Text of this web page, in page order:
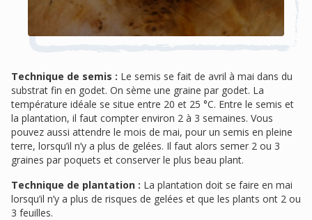
Technique de semis : Le semis se fait de avril à mai dans du
substrat fin en godet. On sème une graine par godet. La
température idéale se situe entre 20 et 25 °C. Entre le semis et
la plantation, il faut compter environ 2 à 3 semaines. Vous
pouvez aussi attendre le mois de mai, pour un semis en pleine
terre, lorsqu’il n’y a plus de gelées. Il faut alors semer 2 ou 3
graines par poquets et conserver le plus beau plant.
Technique de plantation : La plantation doit se faire en mai
lorsqu’il n’y a plus de risques de gelées et que les plants ont 2 ou
3 feuilles.